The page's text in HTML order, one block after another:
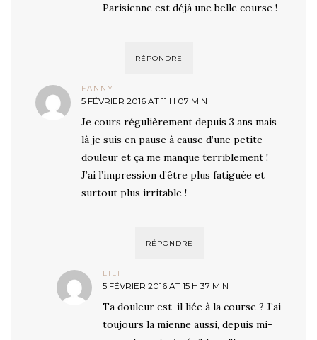
Parisienne est déjà une belle course !
RÉPONDRE
FANNY
5 FÉVRIER 2016 AT 11 H 07 MIN
Je cours régulièrement depuis 3 ans mais
là je suis en pause à cause d’une petite
douleur et ça me manque terriblement !
J’ai l’impression d’être plus fatiguée et
surtout plus irritable !
RÉPONDRE
LILI
5 FÉVRIER 2016 AT 15 H 37 MIN
Ta douleur est-il liée à la course ? J’ai
toujours la mienne aussi, depuis mi-